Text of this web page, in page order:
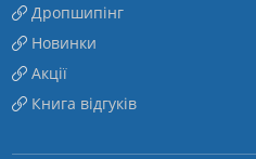
Дропшипінг
Новинки
Акції
Книга відгуків